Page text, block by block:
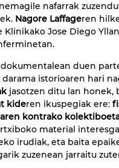
nafarrak
Nagore Laffageren
Jose Diego
duen
istorioaren hari
jasotzen ditu lan honek,
kideren ikuspegiak ere:
kontrako
material
irudiak, eta baita
zuzenean jarraitu